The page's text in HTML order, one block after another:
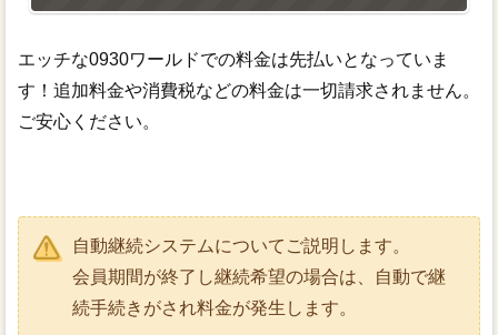
エッチな0930ワールドでの料金は先払いとなっていま
す！追加料金や消費税などの料金は一切請求されません。
ご安心ください。
自動継続システムについてご説明します。
会員期間が終了し継続希望の場合は、自動で継
続手続きがされ料金が発生します。